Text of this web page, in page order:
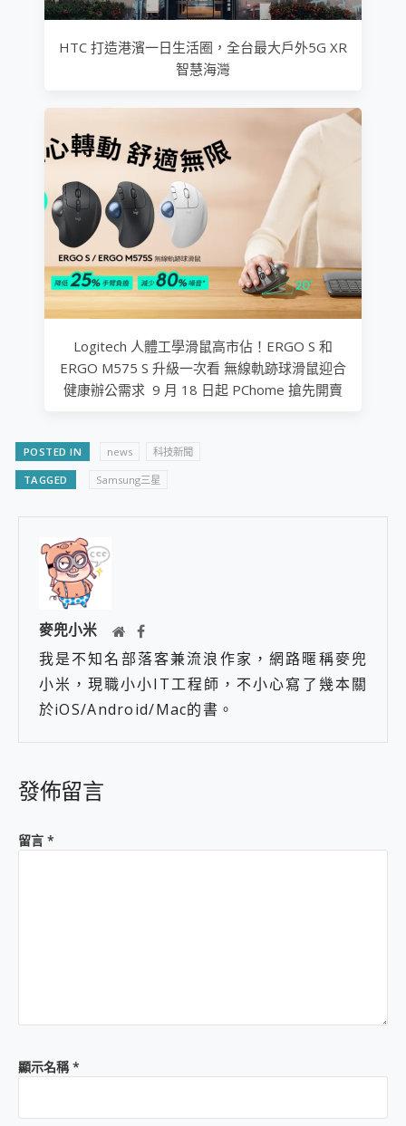
HTC 打造港濱一日生活圈，全台最大戶外5G XR
智慧海灣
Logitech 人體工學滑鼠高市佔！ERGO S 和
ERGO M575 S 升級一次看 無線軌跡球滑鼠迎合
健康辦公需求 9 月 18 日起 PChome 搶先開賣
POSTED IN news 科技新聞
TAGGED Samsung三星
麥兜小米
我是不知名部落客兼流浪作家，網路暱稱麥兜
小米，現職小小IT工程師，不小心寫了幾本關
於iOS/Android/Mac的書。
發佈留言
留言 *
顯示名稱*